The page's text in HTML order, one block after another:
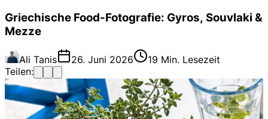
Griechische Food-Fotografie: Gyros, Souvlaki &
Mezze
Ali Tanis 26. Juni 2026
19 Min. Lesezeit
Teilen: